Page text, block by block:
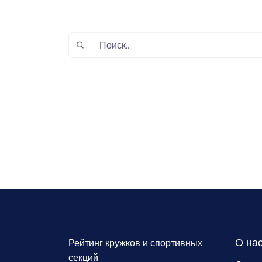
Рейтинг кружков и спортивных
секций
О